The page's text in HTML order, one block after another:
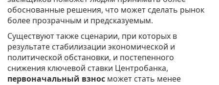
обоснованные решения, что может сделать рынок
более прозрачным и предсказуемым.
Существуют также сценарии, при которых в
результате стабилизации экономической и
политической обстановки, и постепенного
снижения ключевой ставки Центробанка,
первоначальный взнос может стать менее